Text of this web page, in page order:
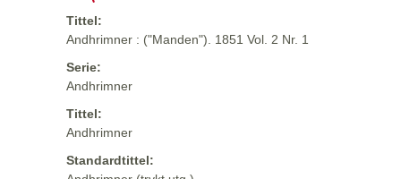
Tittel:
Andhrimner : ("Manden"). 1851 Vol. 2 Nr. 1
Serie:
Andhrimner
Tittel:
Andhrimner
Standardtittel: